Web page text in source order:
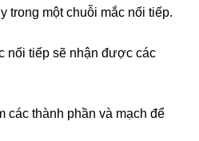
trong một chuỗi mắc nối tiếp.
nối tiếp sẽ nhận được các
các thành phần và mạch để